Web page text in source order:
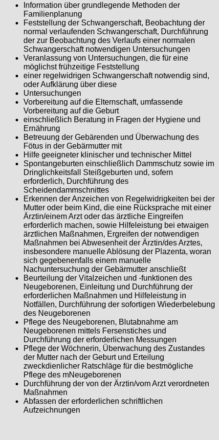
Information über grundlegende Methoden der
Familienplanung
Feststellung der Schwangerschaft, Beobachtung der
normal verlaufenden Schwangerschaft, Durchführung
der zur Beobachtung des Verlaufs einer normalen
Schwangerschaft notwendigen Untersuchungen
Veranlassung von Untersuchungen, die für eine
möglichst frühzeitige Feststellung
einer regelwidrigen Schwangerschaft notwendig sind,
oder Aufklärung über diese
Untersuchungen
Vorbereitung auf die Elternschaft, umfassende
Vorbereitung auf die Geburt
einschließlich Beratung in Fragen der Hygiene und
Ernährung
Betreuung der Gebärenden und Überwachung des
Fötus in der Gebärmutter mit
Hilfe geeigneter klinischer und technischer Mittel
Spontangeburten einschließlich Dammschutz sowie im
Dringlichkeitsfall Steißgeburten und, sofern
erforderlich, Durchführung des
Scheidendammschnittes
Erkennen der Anzeichen von Regelwidrigkeiten bei der
Mutter oder beim Kind, die eine Rücksprache mit einer
Ärztin/einem Arzt oder das ärztliche Eingreifen
erforderlich machen, sowie Hilfeleistung bei etwaigen
ärztlichen Maßnahmen, Ergreifen der notwendigen
Maßnahmen bei Abwesenheit der Ärztin/des Arztes,
insbesondere manuelle Ablösung der Plazenta, woran
sich gegebenenfalls einem manuelle
Nachuntersuchung der Gebärmutter anschließt
Beurteilung der Vitalzeichen und -funktionen des
Neugeborenen, Einleitung und Durchführung der
erforderlichen Maßnahmen und Hilfeleistung in
Notfällen, Durchführung der sofortigen Wiederbelebung
des Neugeborenen
Pflege des Neugeborenen, Blutabnahme am
Neugeborenen mittels Fersenstiches und
Durchführung der erforderlichen Messungen
Pflege der Wöchnerin, Überwachung des Zustandes
der Mutter nach der Geburt und Erteilung
zweckdienlicher Ratschläge für die bestmögliche
Pflege des mNeugeborenen
Durchführung der von der Ärztin/vom Arzt verordneten
Maßnahmen
Abfassen der erforderlichen schriftlichen
Aufzeichnungen